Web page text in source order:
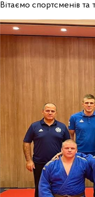
Вітаємо спортсменів